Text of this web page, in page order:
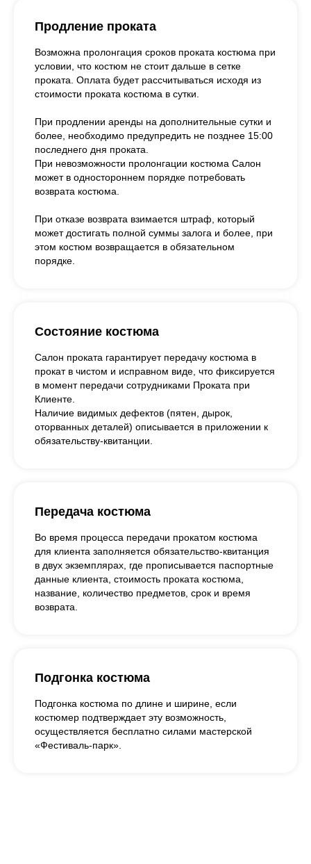
Продление проката
Возможна пролонгация сроков проката костюма при
условии, что костюм не стоит дальше в сетке
проката. Оплата будет рассчитываться исходя из
стоимости проката костюма в сутки.
При продлении аренды на дополнительные сутки и
более, необходимо предупредить не позднее 15:00
последнего дня проката.
При невозможности пролонгации костюма Салон
может в одностороннем порядке потребовать
возврата костюма.
При отказе возврата взимается штраф, который
может достигать полной суммы залога и более, при
этом костюм возвращается в обязательном
порядке.
Состояние костюма
Салон проката гарантирует передачу костюма в
прокат в чистом и исправном виде, что фиксируется
в момент передачи сотрудниками Проката при
Клиенте.
Наличие видимых дефектов (пятен, дырок,
оторванных деталей) описывается в приложении к
обязательству-квитанции.
Передача костюма
Во время процесса передачи прокатом костюма
для клиента заполняется обязательство-квитанция
в двух экземплярах, где прописывается паспортные
данные клиента, стоимость проката костюма,
название, количество предметов, срок и время
возврата.
Подгонка костюма
Подгонка костюма по длине и ширине, если
костюмер подтверждает эту возможность,
осуществляется бесплатно силами мастерской
«Фестиваль-парк».